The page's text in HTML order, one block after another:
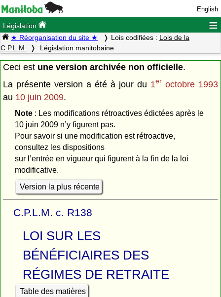
English
Législation ≡
★ Réorganisation du site ★ Lois codifiées : Lois de la
C.P.L.M.
Législation manitobaine
Ceci est une version archivée non officielle.
La présente version a été à jour du 1er octobre 1993
au 10 juin 2009.
Note: Les modifications rétroactives édictées après le
10 juin 2009 n’y figurent pas.
Pour savoir si une modification est rétroactive,
consultez les dispositions
sur l’entrée en vigueur qui figurent à la fin de la loi
modificative.
Version la plus récente
C.P.L.M. c. R138
LOI SUR LES
BÉNÉFICIAIRES DES
RÉGIMES DE RETRAITE
Table des matières